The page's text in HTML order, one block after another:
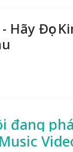
Hãy Đọc
đang
Music